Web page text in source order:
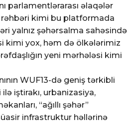
parlamentlərarası əlaqələr
rəhbəri kimi bu platformada
yalnız şəhərsalma sahəsində
kimi yox, həm də ölkələrimiz
yeni mərhələsi kimi
WUF13-də geniş tərkibli
iştirakı, urbanizasiya,
“ağıllı şəhər”
infrastruktur həllərinə